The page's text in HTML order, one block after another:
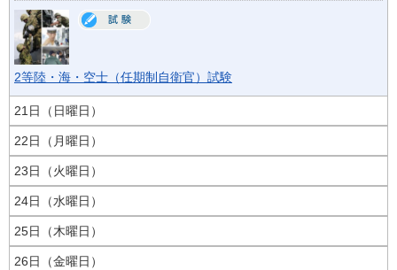
2等陸・海・空士（任期制自衛官）試験
21日（日曜日）
22日（月曜日）
23日（火曜日）
24日（水曜日）
25日（木曜日）
26日（金曜日）